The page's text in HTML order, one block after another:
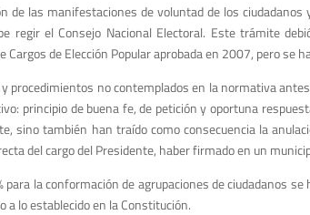
las manifestaciones de voluntad de los
regir el Consejo Nacional Electoral. Este trámite
de Elección Popular aprobada en 2007, pero se
no contemplados en la normativa
principio de buena fe, de petición y oportuna
sino también han traído como consecuencia la
del cargo del Presidente, haber firmado en un
la conformación de agrupaciones de ciudadanos
a lo establecido en la Constitución.